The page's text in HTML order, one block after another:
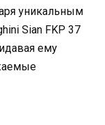
уникальным
Sian FKP 37
ему